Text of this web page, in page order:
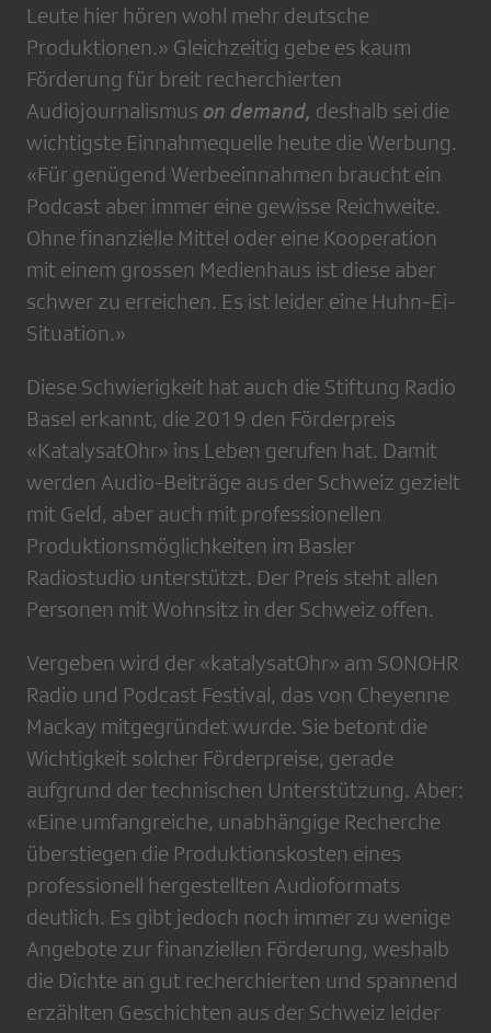
Leute hier hören wohl mehr deutsche
Produktionen.» Gleichzeitig gebe es kaum
Förderung für breit recherchierten
Audiojournalismus on demand, deshalb sei die
wichtigste Einnahmequelle heute die Werbung.
«Für genügend Werbeeinnahmen braucht ein
Podcast aber immer eine gewisse Reichweite.
Ohne finanzielle Mittel oder eine Kooperation
mit einem grossen Medienhaus ist diese aber
schwer zu erreichen. Es ist leider eine Huhn-Ei-
Situation.»
Diese Schwierigkeit hat auch die Stiftung Radio
Basel erkannt, die 2019 den Förderpreis
«KatalysatOhr» ins Leben gerufen hat. Damit
werden Audio-Beiträge aus der Schweiz gezielt
mit Geld, aber auch mit professionellen
Produktionsmöglichkeiten im Basler
Radiostudio unterstützt. Der Preis steht allen
Personen mit Wohnsitz in der Schweiz offen.
Vergeben wird der «katalysatOhr» am SONOHR
Radio und Podcast Festival, das von Cheyenne
Mackay mitgegründet wurde. Sie betont die
Wichtigkeit solcher Förderpreise, gerade
aufgrund der technischen Unterstützung. Aber:
«Eine umfangreiche, unabhängige Recherche
überstiegen die Produktionskosten eines
professionell hergestellten Audioformats
deutlich. Es gibt jedoch noch immer zu wenige
Angebote zur finanziellen Förderung, weshalb
die Dichte an gut recherchierten und spannend
erzählten Geschichten aus der Schweiz leider